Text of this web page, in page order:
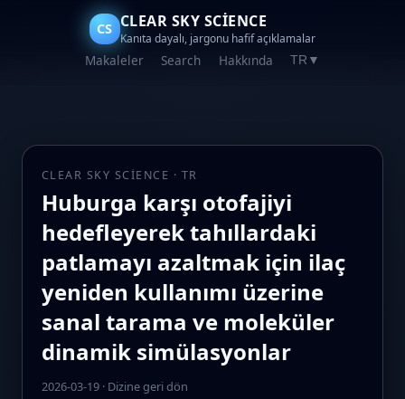
CS CLEAR SKY SCIENCE
Kanıta dayalı, jargonu hafif açıklamalar
Makaleler Search Hakkında TR ▼
CLEAR SKY SCIENCE · TR
Huburga karşı otofajiyi
hedefleyerek tahıllardaki
patlamayı azaltmak için ilaç
yeniden kullanımı üzerine
sanal tarama ve moleküler
dinamik simülasyonlar
2026-03-19· Dizine geri dön